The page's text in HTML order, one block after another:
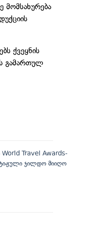
მომსახურება
ქვეყნის
გამართულ
World Travel Awards-
ჯილდო მიიღო